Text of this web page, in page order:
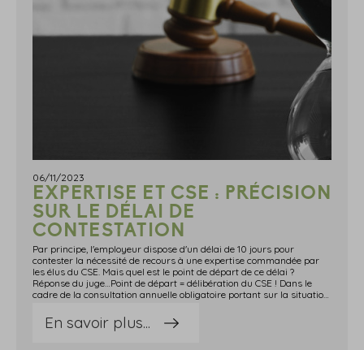
06/11/2023
EXPERTISE ET CSE : PRÉCISION
SUR LE DÉLAI DE
CONTESTATION
Par principe, l'employeur dispose d'un délai de 10 jours pour
contester la nécessité de recours à une expertise commandée par
les élus du CSE. Mais quel est le point de départ de ce délai ?
Réponse du juge…Point de départ = délibération du CSE ! Dans le
cadre de la consultation annuelle obligatoire portant sur la situation économique et financière de l'entreprise, le CSE demande à être assisté par un expert-comptable. Sa mission accomplie, ce dernier envoie sa facture à l'entreprise.Si l'entreprise ne conteste pas la nécessité de l'expertise, elle estime qu'elle est prématurée. Plus exactement, elle constate que le CSE a commandé l'expertise avant même la transmission des comptes et le dépôt des documents d'information utiles à la consultation. Selon l'entreprise, ces expertises sont libres et non-obligatoires. Elle n'a donc pas à en supporter seule le coût.Mais en contestant le paiement de cette facture, l'entreprise conteste en réalité le principe même de l'expertise. Et, pour que cette contestation soit recevable, elle doit être faite dans un délai de 10 jours qui court à compter du jour où l'employeur a été mis en mesure de connaître la nature et l'objet de l'expertise.Or ici, les délibérations sur ce point ayant eu lieu avec le CSE, le délai de 10 jours est clairement expiré : pour le juge, qui refuse de suivre la version de l'entreprise qui considère, au contraire, que ce délai court à compter de la notification du coût final de cette expertise à l'employeur, ce dernier a été mis en mesure de connaître la nature et l'objet de l'expertise dès les délibérations du CSE. Sources : Arrêt de la Cour de cassation, chambre sociale, du 18 octobre 2023 no22-10761Expertise et CSE : précision sur le délai de contestation - © Copyright WebLex
En savoir plus...